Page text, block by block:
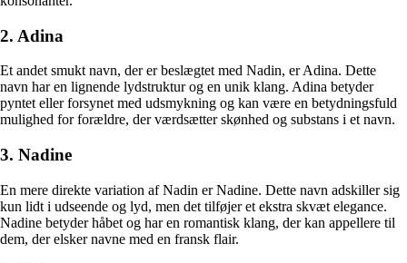
2. Adina
Et andet smukt navn, der er beslægtet med Nadin, er Adina. Dette
navn har en lignende lydstruktur og en unik klang. Adina betyder
pyntet eller forsynet med udsmykning og kan være en betydningsfuld
mulighed for forældre, der værdsætter skønhed og substans i et navn.
3. Nadine
En mere direkte variation af Nadin er Nadine. Dette navn adskiller sig
kun lidt i udseende og lyd, men det tilføjer et ekstra skvæt elegance.
Nadine betyder håbet og har en romantisk klang, der kan appellere til
dem, der elsker navne med en fransk flair.